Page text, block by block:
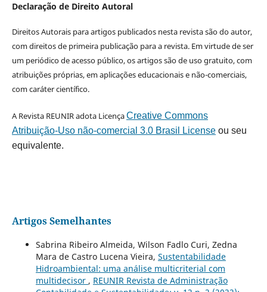
Declaração de Direito Autoral
Direitos Autorais para artigos publicados nesta revista são do autor,
com direitos de primeira publicação para a revista. Em virtude de ser
um periódico de acesso público, os artigos são de uso gratuito, com
atribuições próprias, em aplicações educacionais e não-comerciais,
com caráter científico.
A Revista REUNIR adota LicençaCreative Commons
Atribuição-Uso não-comercial 3.0 Brasil Licenseou seu
equivalente.
Artigos Semelhantes
Sabrina Ribeiro Almeida, Wilson Fadlo Curi, Zedna
Mara de Castro Lucena Vieira, Sustentabilidade
Hidroambiental: uma análise multicriterial com
multidecisor , REUNIR Revista de Administração